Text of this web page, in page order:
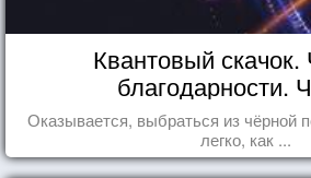
Квантовый скачок.
благодарности.
Оказывается, выбраться из чёрной
легко, как ...